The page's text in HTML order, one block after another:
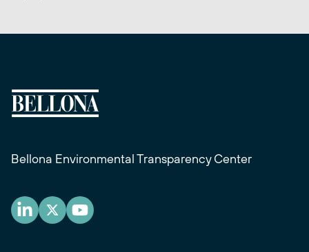
Bellona Environmental Transparency Center